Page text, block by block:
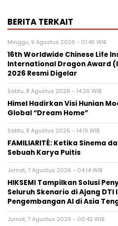
BERITA TERKAIT
Minggu, 9 Agustus 2026 - 01:45 WIB
16th Worldwide Chinese Life
International Dragon Award
2026 Resmi Digelar
Sabtu, 8 Agustus 2026 - 14:26 WIB
Himel Hadirkan Visi Hunian
Global “Dream Home”
Sabtu, 8 Agustus 2026 - 14:19 WIB
FAMILIARITÉ: Ketika Sinema
Sebuah Karya Puitis
Jumat, 7 Agustus 2026 - 04:14 WIB
HIKSEMI Tampilkan Solusi
Seluruh Skenario di Ajang DTI
Pengembangan AI di Asia
Jumat, 7 Agustus 2026 - 00:42 WIB